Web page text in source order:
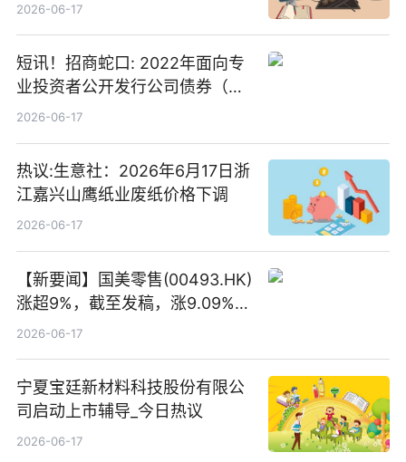
2026-06-17
短讯！招商蛇口: 2022年面向专
业投资者公开发行公司债券（第
二期）（品种二）2026年付息公
2026-06-17
热议:生意社：2026年6月17日浙
江嘉兴山鹰纸业废纸价格下调
2026-06-17
【新要闻】国美零售(00493.HK)
涨超9%，截至发稿，涨9.09%，
报0.012港元，成交额37.26万港
2026-06-17
宁夏宝廷新材料科技股份有限公
司启动上市辅导_今日热议
2026-06-17